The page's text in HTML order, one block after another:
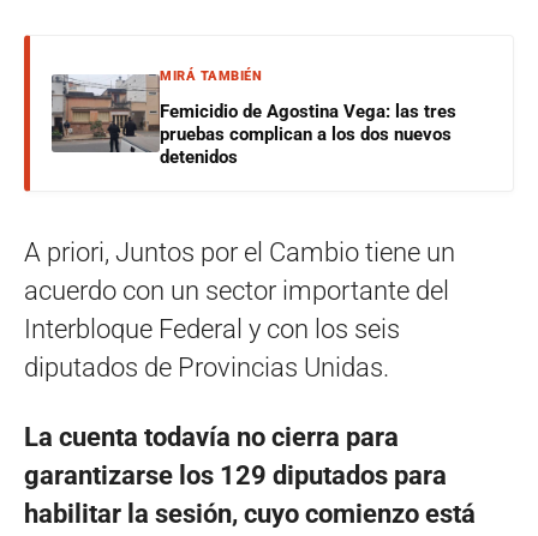
MIRÁ TAMBIÉN
Femicidio de Agostina Vega: las tres
pruebas complican a los dos nuevos
detenidos
A priori, Juntos por el Cambio tiene un
acuerdo con un sector importante del
Interbloque Federal y con los seis
diputados de Provincias Unidas.
La cuenta todavía no cierra para
garantizarse los 129 diputados para
habilitar la sesión, cuyo comienzo está